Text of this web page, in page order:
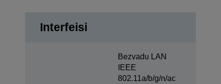
Interfeisi
Bezvadu LAN
IEEE
802.11a/b/g/n/ac